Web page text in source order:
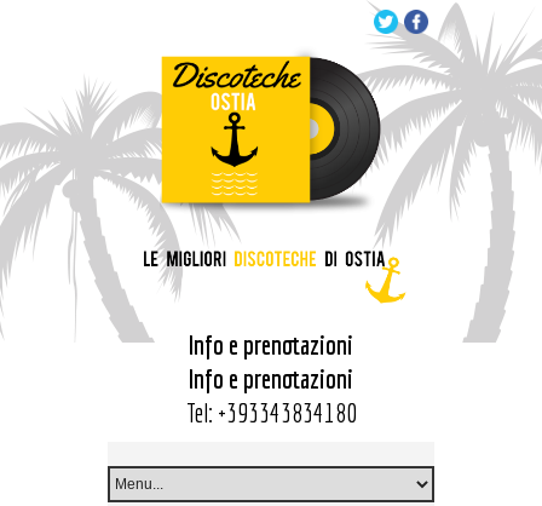
Info e prenotazioni
Info e prenotazioni
Tel: +393343834180